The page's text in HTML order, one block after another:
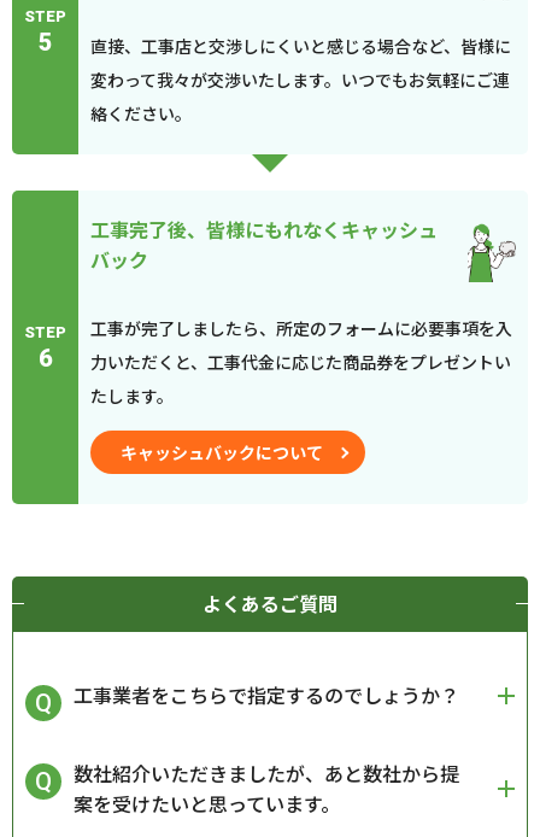
STEP
5
直接、工事店と交渉しにくいと感じる場合など、皆様に
変わって我々が交渉いたします。いつでもお気軽にご連
絡ください。
STEP
6
工事完了後、皆様にもれなくキャッシュ
バック
工事が完了しましたら、所定のフォームに必要事項を入
力いただくと、工事代金に応じた商品券をプレゼントい
たします。
キャッシュバックについて
よくあるご質問
工事業者をこちらで指定するのでしょうか？
数社紹介いただきましたが、あと数社から提
案を受けたいと思っています。